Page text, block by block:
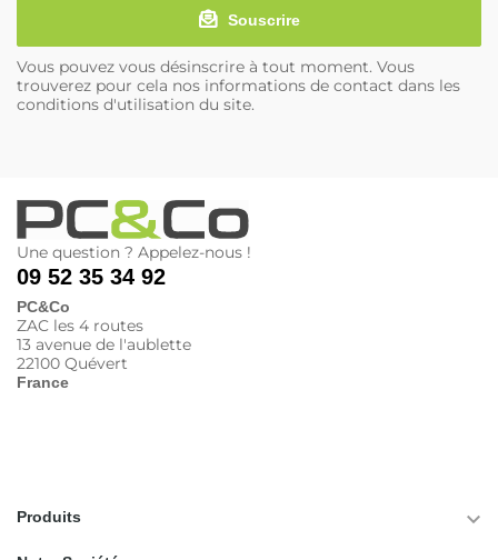
Souscrire
Vous pouvez vous désinscrire à tout moment. Vous
trouverez pour cela nos informations de contact dans les
conditions d'utilisation du site.
Une question ? Appelez-nous !
09 52 35 34 92
PC&Co
ZAC les 4 routes
13 avenue de l'aublette
22100 Quévert
France
Produits 